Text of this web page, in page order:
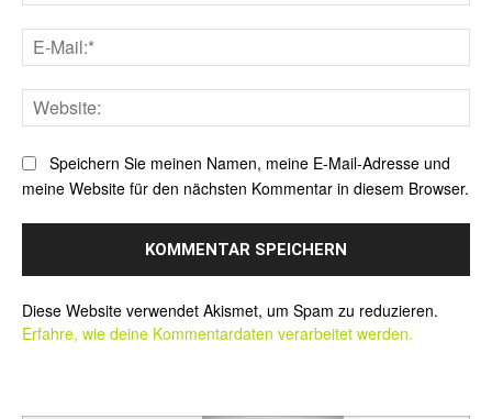
Speichern Sie meinen Namen, meine E-Mail-Adresse und
meine Website für den nächsten Kommentar in diesem Browser.
Diese Website verwendet Akismet, um Spam zu reduzieren.
Erfahre, wie deine Kommentardaten verarbeitet werden.